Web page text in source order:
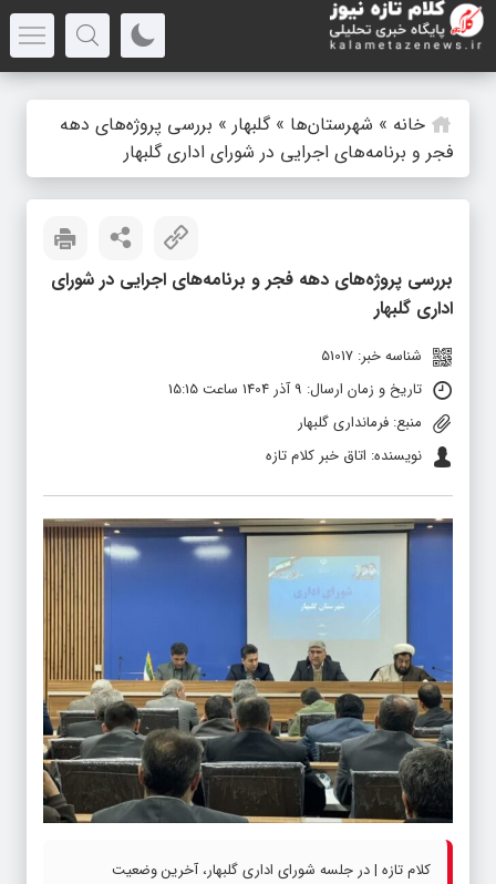
خانه » شهرستان‌ها »گلبهار » بررسی پروژه‌های دهه
فجر و برنامه‌های اجرایی در شورای اداری گلبهار
بررسی پروژه‌های دهه فجر و برنامه‌های اجرایی در شورای
اداری گلبهار
شناسه خبر: 51017
تاریخ و زمان ارسال: 9 آذر 1404 ساعت 15:15
منبع: فرمانداری گلبهار
نویسنده: اتاق خبر کلام تازه
کلام تازه | در جلسه شورای اداری گلبهار، آخرین وضعیت